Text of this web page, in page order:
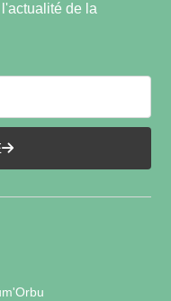
de la